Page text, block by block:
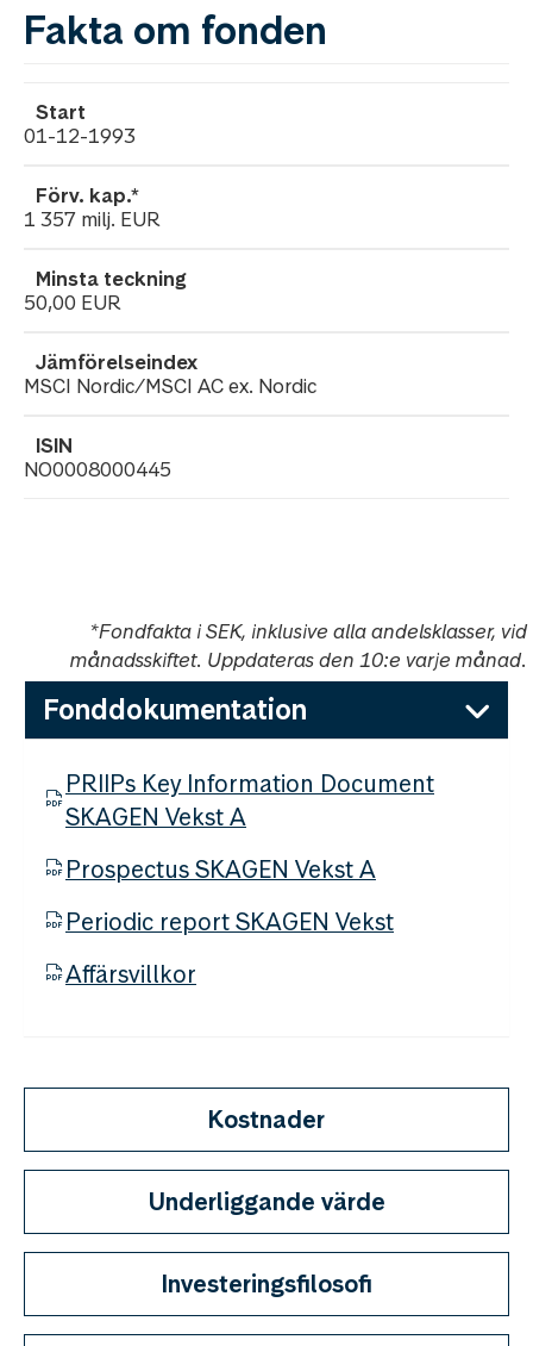
Fakta om fonden
01-12-1993
1 357 milj. EUR
50,00 EUR
MSCI Nordic/MSCI AC ex. Nordic
NO0008000445
*Fondfakta i SEK, inklusive alla andelsklasser, vid
månadsskiftet. Uppdateras den 10:e varje månad.
Fonddokumentation
PRIIPs Key Information Document
SKAGEN Vekst A
Prospectus SKAGEN Vekst A
Periodic report SKAGEN Vekst
Affärsvillkor
Kostnader
Underliggande värde
Investeringsfilosofi